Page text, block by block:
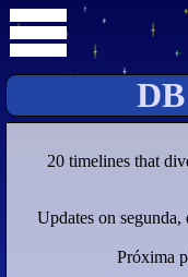
20 timelines that
Updates on
Próxima